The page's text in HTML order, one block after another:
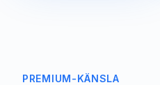
PREMIUM-KÄNSLA